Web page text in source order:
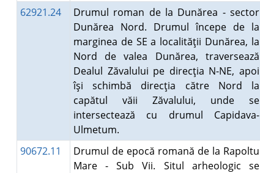
62921.24
Drumul roman de la Dunărea - sector
Dunărea Nord. Drumul începe de la
marginea de SE a localităţii Dunărea, la
Nord de valea Dunărea, traversează
Dealul Zăvalului pe direcţia N-NE, apoi
îşi schimbă direcţia către Nord la
capătul văii Zăvalului, unde se
intersectează cu drumul Capidava-
Ulmetum.
90672.11
Drumul de epocă romană de la Rapoltu
Mare - Sub Vii. Situl arheologic se